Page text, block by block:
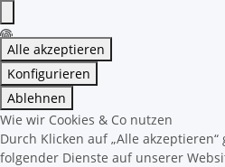
Alle akzeptieren
Konfigurieren
Ablehnen
Wie wir Cookies & Co nutzen
Durch Klicken auf „Alle
folgender Dienste auf unserer